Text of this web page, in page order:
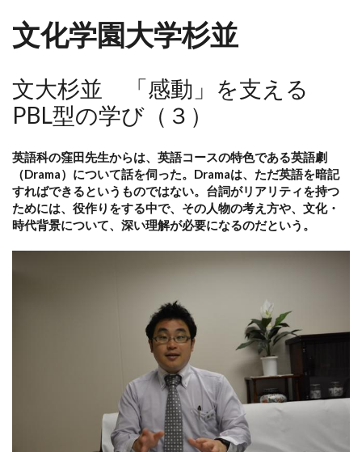
文化学園大学杉並
文大杉並 「感動」を支える
PBL型の学び（３）
英語科の窪田先生からは、英語コースの特色である英語劇
（Drama）について話を伺った。Dramaは、ただ英語を暗記
すればできるというものではない。台詞がリアリティを持つ
ためには、役作りをする中で、その人物の考え方や、文化・
時代背景について、深い理解が必要になるのだという。